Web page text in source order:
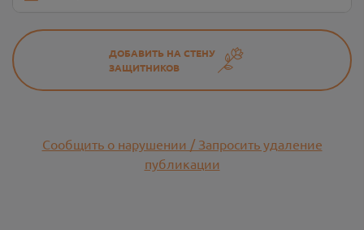
ДОБАВИТЬ НА СТЕНУ
ЗАЩИТНИКОВ
Сообщить о нарушении / Запросить удаление
публикации